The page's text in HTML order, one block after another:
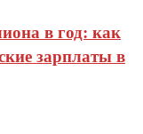
в год: как
зарплаты в